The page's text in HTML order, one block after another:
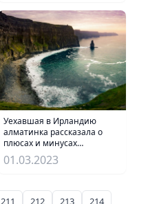
Уехавшая в Ирландию
алматинка рассказала о
плюсах и минусах
проживания в этой стране
01.03.2023
211 212 213
214